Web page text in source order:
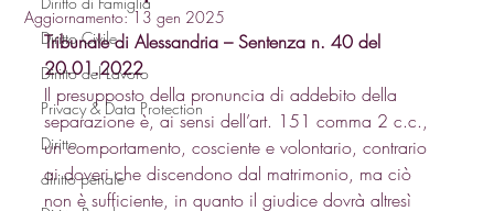
Diritto Civile
Diritto del Lavoro
Privacy & Data Protection
Diritto
diritto penale
Aggiornamento:13 gen 2025
Tribunale di Alessandria – Sentenza n. 40 del
20.01.2022
Il presupposto della pronuncia di addebito della
separazione è, ai sensi dell’art. 151 comma 2 c.c.,
un comportamento, cosciente e volontario, contrario
ai doveri che discendono dal matrimonio, ma ciò
non è sufficiente, in quanto il giudice dovrà altresì